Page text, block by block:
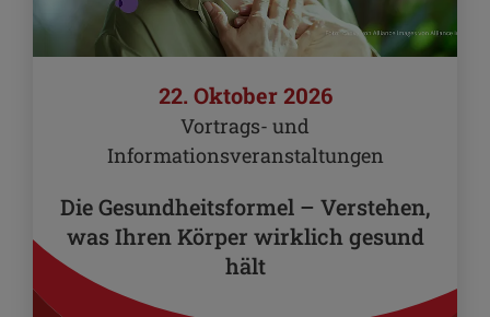
22. Oktober 2026
Vortrags- und
Informationsveranstaltungen
Die Gesundheitsformel – Verstehen,
was Ihren Körper wirklich gesund
hält